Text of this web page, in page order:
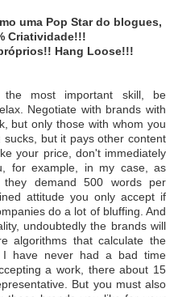
uma Pop Star do blogues,
Criatividade!!!
Hang Loose!!!
most important skill, be
Negotiate with brands with
but only those with whom you
sucks, but it pays other content
your price, don't immediately
for example, in my case, as
demand 500 words per
attitude you only accept if
do a lot of bluffing.And
undoubtedly the brands will
algorithms that calculate the
have never had a bad time
a work, there about 15
But you must also